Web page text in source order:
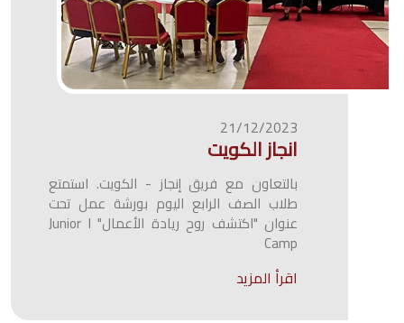
21/12/2023
انجاز الكويت
بالتعاون مع فريق إنجاز - الكويت. استمتع
طلاب الصف الرابع اليوم بورشة عمل تحت
عنوان "اكتشف روح ريادة الأعمال" Junior I
Camp
اقرأ المزيد